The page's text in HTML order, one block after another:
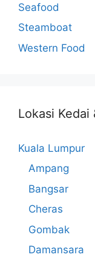
Seafood
Steamboat
Western Food
Lokasi Kedai
Kuala Lumpur
Ampang
Bangsar
Cheras
Gombak
Damansara